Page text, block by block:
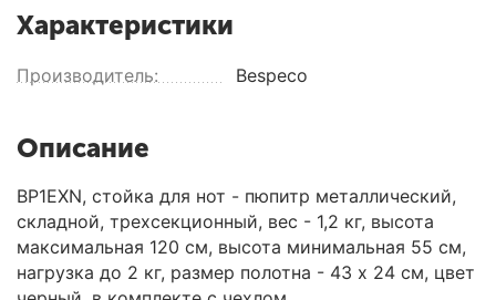
Характеристики
Производитель: Bespeco
Описание
BP1EXN, стойка для нот - пюпитр металлический,
складной, трехсекционный, вес - 1,2 кг, высота
максимальная 120 см, высота минимальная 55 см,
нагрузка до 2 кг, размер полотна - 43 x 24 см, цвет